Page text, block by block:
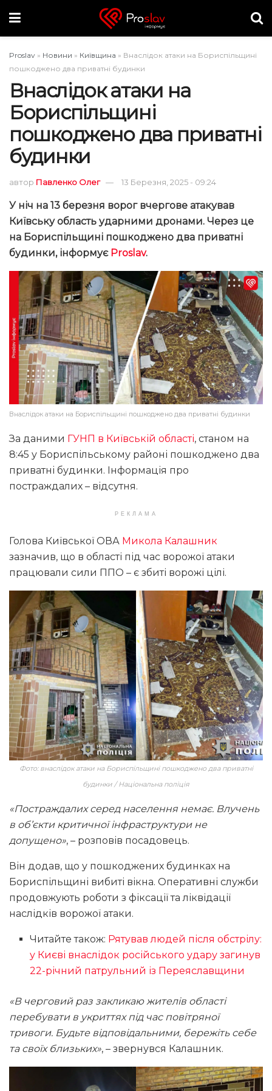
Proslav » Новини » Київщина » Внаслідок атаки на Бориспільщині
пошкоджено два приватні будинки
Внаслідок атаки на
Бориспільщині
пошкоджено два приватні
будинки
автор Павленко Олег 13 Березня, 2025 - 09:24
У ніч на 13 березня ворог вчергове атакував
Київську область ударними дронами. Через це
на Бориспільщині пошкоджено два приватні
будинки, інформує Proslav.
Внаслідок атаки на Бориспільщині пошкоджено два приватні будинки
За даними ГУНП в Київській області, станом на
8:45 у Бориспільському районі пошкоджено два
приватні будинки. Інформація про
постраждалих – відсутня.
РЕКЛАМА
Голова Київської ОВА Микола Калашник
зазначив, що в області під час ворожої атаки
працювали сили ППО – є збиті ворожі цілі.
Фото: внаслідок атаки на Бориспільщині пошкоджено два приватні
будинки / Національна поліція
«Постраждалих серед населення немає. Влучень
в об’єкти критичної інфраструктури не
допущено», – розповів посадовець.
Він додав, що у пошкоджених будинках на
Бориспільщині вибиті вікна. Оперативні служби
продовжують роботи з фіксації та ліквідації
наслідків ворожої атаки.
Читайте також: Рятував людей після обстрілу:
у Києві внаслідок російського удару загинув
22-річний патрульний із Переяславщини
«В черговий раз закликаю жителів області
перебувати в укриттях під час повітряної
тривоги. Будьте відповідальними, бережіть себе
та своїх близьких», – звернувся Калашник.